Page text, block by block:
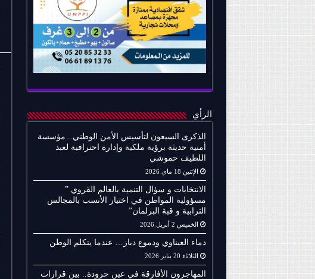
الرأي
الذكرى السبعون لتأسيس الأمن الوطني.. مؤسسة
أمنية حديثة برؤية ملكية وإدارة احترافية لعبد
اللطيف حموشي
الإثنين 18 ماي 2026
الانتخابات و سؤال التنمية بالعالم القروي ”
مسؤولية المواطن في اختيار الأنسب بالمجالس
الترابية و قبة البرلمان”
الخميس 2 أبريل 2026
دماء العيناوي ودموع دياز… عندما يتكلم الوطن
الثلاثاء 20 يناير 2026
المهاجرون الأفارقة في عين حرودة.. بين قرارات